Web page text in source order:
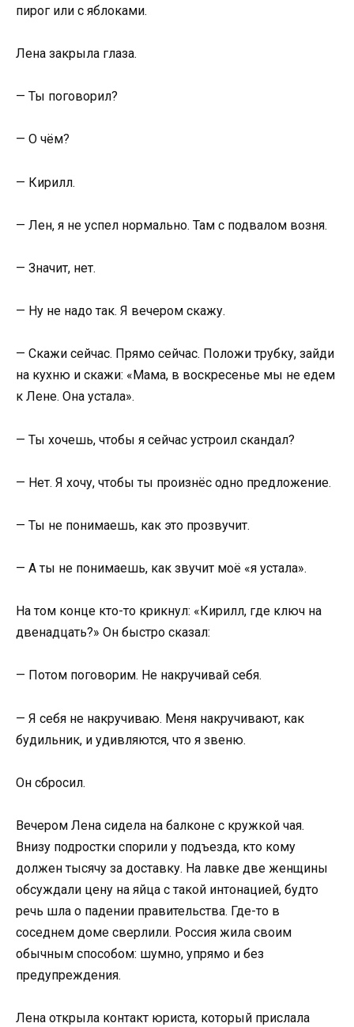
пирог или с яблоками.
Лена закрыла глаза.
— Ты поговорил?
— О чём?
— Кирилл.
— Лен, я не успел нормально. Там с подвалом возня.
— Значит, нет.
— Ну не надо так. Я вечером скажу.
— Скажи сейчас. Прямо сейчас. Положи трубку, зайди
на кухню и скажи: «Мама, в воскресенье мы не едем
к Лене. Она устала».
— Ты хочешь, чтобы я сейчас устроил скандал?
— Нет. Я хочу, чтобы ты произнёс одно предложение.
— Ты не понимаешь, как это прозвучит.
— А ты не понимаешь, как звучит моё «я устала».
На том конце кто-то крикнул: «Кирилл, где ключ на
двенадцать?» Он быстро сказал:
— Потом поговорим. Не накручивай себя.
— Я себя не накручиваю. Меня накручивают, как
будильник, и удивляются, что я звеню.
Он сбросил.
Вечером Лена сидела на балконе с кружкой чая.
Внизу подростки спорили у подъезда, кто кому
должен тысячу за доставку. На лавке две женщины
обсуждали цену на яйца с такой интонацией, будто
речь шла о падении правительства. Где-то в
соседнем доме сверлили. Россия жила своим
обычным способом: шумно, упрямо и без
предупреждения.
Лена открыла контакт юриста, который прислала